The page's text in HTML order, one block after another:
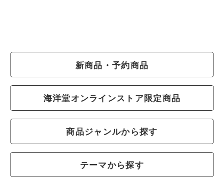
新商品・予約商品
海洋堂オンラインストア限定商品
商品ジャンルから探す
テーマから探す